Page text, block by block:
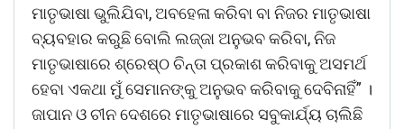
ମାତୃଭାଷା ଭୁଲିଯିବା, ଅବହେଳା କରିବା ବା ନିଜର ମାତୃଭାଷା
ବ୍ୟବହାର କରୁଛି ବୋଲି ଲଜ୍ଜା ଅନୁଭବ କରିବା, ନିଜ
ମାତୃଭାଷାରେ ଶ୍ରେଷ୍ଠ ଚିନ୍ତା ପ୍ରକାଶ କରିବାକୁ ଅସମର୍ଥ
ହେବା ଏକଥା ମୁଁ ସେମାନଙ୍କୁ ଅନୁଭବ କରିବାକୁ ଦେବିନାହିଁ” ।
ଜାପାନ ଓ ଚୀନ ଦେଶରେ ମାତୃଭାଷାରେ ସବୁକାର୍ଯ୍ୟ ଚାଲିଛି